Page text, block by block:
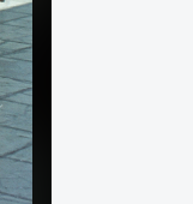
IX.
ABC Áruház a Lobogó utca - Napfény utca sarkán.